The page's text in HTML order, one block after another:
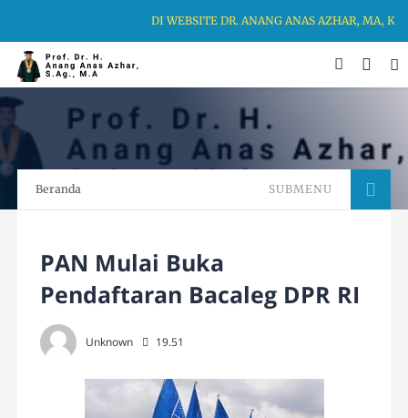
DI WEBSITE DR. ANANG ANAS AZHAR, MA,
Beranda SUBMENU
PAN Mulai Buka
Pendaftaran Bacaleg DPR RI
Unknown 19.51